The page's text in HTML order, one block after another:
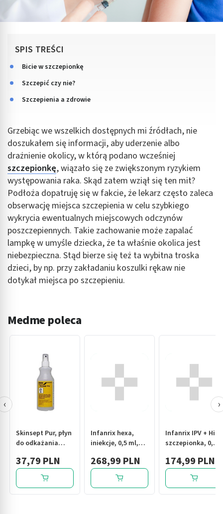
SPIS TREŚCI
Bicie w szczepionkę
Szczepić czy nie?
Szczepienia a zdrowie
Grzebiąc we wszelkich dostępnych mi źródłach, nie
doszukałem się informacji, aby uderzenie albo
drażnienie okolicy, w którą podano wcześniej
szczepionkę, wiązało się ze zwiększonym ryzykiem
występowania raka. Skąd zatem wziął się ten mit?
Podłoża dopatruję się w fakcie, że lekarz często zaleca
obserwację miejsca szczepienia w celu szybkiego
wykrycia ewentualnych miejscowych odczynów
poszczepiennych. Takie zachowanie może zapalać
lampkę w umyśle dziecka, że ta właśnie okolica jest
niebezpieczna. Stąd bierze się też ta wybitna troska
dzieci, by np. przy zakładaniu koszulki rękaw nie
dotykał miejsca po szczepieniu.
Medme poleca
Skinsept Pur, płyn
do odkażania
37,79 PLN
Infanrix hexa,
iniekcje, 0,5 ml,
1fiolka +
ampułko-
strzykawka + igły
268,99 PLN
Infanrix IPV + Hib,
szczepionka, 0,5
ampułko -
strzykawka + 1
fiolka + 2 igły
174,99 PLN
‹ ›